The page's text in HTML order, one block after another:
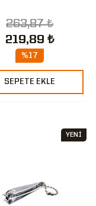
263,87 ₺
219,89 ₺
%17
SEPETE EKLE
YENİ